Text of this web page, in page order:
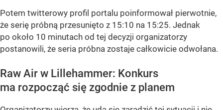
Potem twitterowy profil portalu poinformował pierwotnie,
że serię próbną przesunięto z 15:10 na 15:25. Jednak
po około 10 minutach od tej decyzji organizatorzy
postanowili, że seria próbna zostaje całkowicie odwołana.
Raw Air w Lillehammer: Konkurs
ma rozpocząć się zgodnie z planem